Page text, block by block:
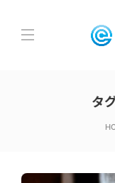
タ